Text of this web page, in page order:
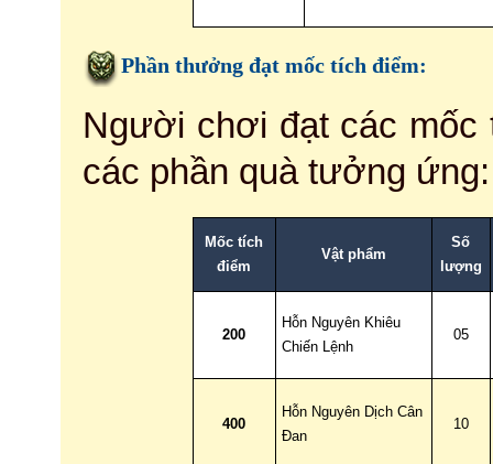
Phần thưởng đạt mốc tích điểm:
Người chơi đạt các
các phần quà tưởng ứng:
Mốc tích
điểm
Vật phẩm
Số
lượng
200
Hỗn Nguyên Khiêu
Chiến Lệnh
05
400
Hỗn Nguyên Dịch Cân
Đan
10